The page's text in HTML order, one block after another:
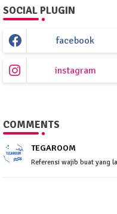
SOCIAL PLUGIN
facebook
instagram
COMMENTS
TEGAROOM
Referensi wajib buat yang